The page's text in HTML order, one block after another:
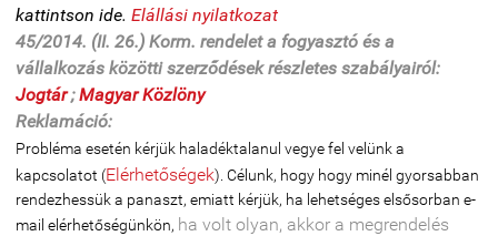
kattintson ide. Elállási nyilatkozat
45/2014. (II. 26.) Korm. rendelet a fogyasztó és a
vállalkozás közötti szerződések részletes szabályairól:
Jogtár;Magyar Közlöny
Reklamáció:
Probléma esetén kérjük haladéktalanul vegye fel velünk a
kapcsolatot (Elérhetőségek). Célunk, hogy hogy minél gyorsabban
rendezhessük a panaszt, emiatt kérjük, ha lehetséges elsősorban e-
mail elérhetőségünkön, ha volt olyan, akkor a megrendelés